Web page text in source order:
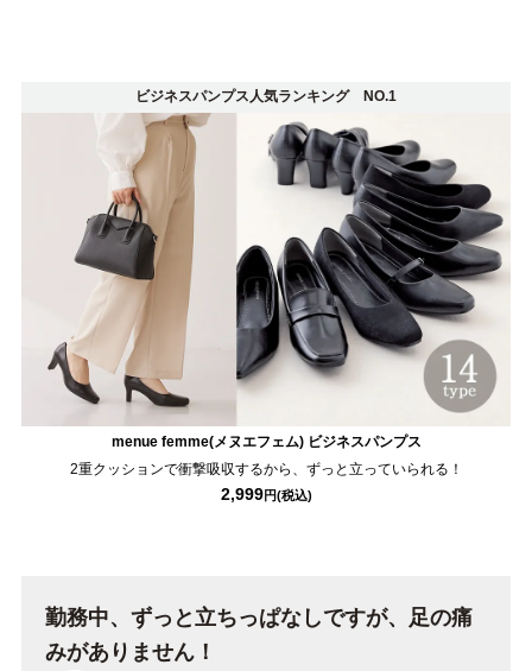
¥500～¥999以下
¥1,000～¥1,999以下 ¥2,000～¥2,999以下
¥3,000～¥3,999以下 ¥4,000以上
よくあるご質問
ビジネスパンプス人気ランキング NO.1
menue femme(メヌエフェム) ビジネスパンプス
2重クッションで衝撃吸収するから、ずっと立っていられる！
2,999
勤務中、ずっと立ちっぱなしですが、足の痛
みがありません！